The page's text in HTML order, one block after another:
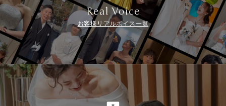
Real Voice
お客様リアルボイス一覧